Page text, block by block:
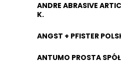
ANDRE ABRASIVE
K.
ANGST + PFISTER
ANTUMO PROSTA